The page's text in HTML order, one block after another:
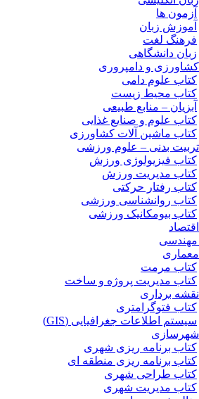
آزمون ها
آموزش زبان
فرهنگ لغت
زبان دانشگاهی
و دامپروری
کتاب علوم دامی
کتاب محیط زیست
آبزیان – منابع طبیعی
کتاب علوم و صنایع غذایی
کتاب ماشین آلات کشاورزی
بدنی – علوم ورزشی
کتاب فیزیولوژی ورزش
کتاب مدیریت ورزش
کتاب رفتار حرکتی
کتاب روانشناسی ورزشی
کتاب بیومکانیک ورزشی
مهندسی
کتاب مرمت
کتاب مدیریت پروژه و ساخت
برداری
کتاب فتوگرامتری
سیستم اطلاعات جغرافیایی (GIS)
شهرسازی
کتاب برنامه ریزی شهری
کتاب برنامه ریزی منطقه ای
کتاب طراحی شهری
کتاب مدیریت شهری